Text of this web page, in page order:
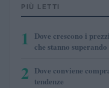
PIÙ LETTI
1
Dove crescono i
che stanno
2 Dove conviene
tendenze